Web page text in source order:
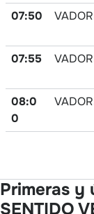
07:50
07:55
08:0
0
Primeras y
SENTIDO